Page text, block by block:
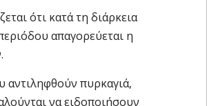
ότι κατά τη διάρκεια
απαγορεύεται η
αντιληφθούν πυρκαγιά,
να ειδοποιήσουν